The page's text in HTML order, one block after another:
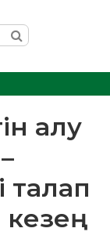
алу
талап
кезең